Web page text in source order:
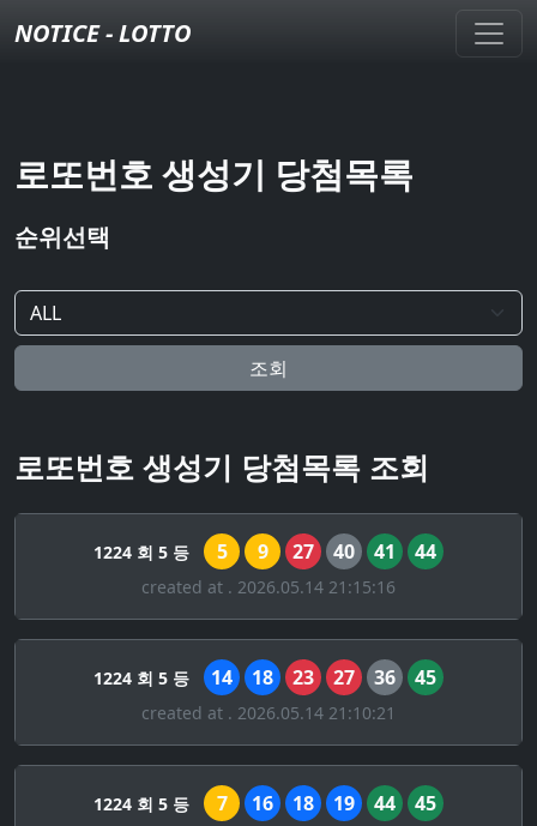
NOTICE - LOTTO
로또번호 생성기 당첨목록
순위선택
조회
로또번호 생성기 당첨목록 조회
1224 회 5 등 5 9 27 40 41 44
created at . 2026.05.14 21:15:16
1224 회 5 등 14 18 23 27 36 45
created at . 2026.05.14 21:10:21
1224 회 5 등 7 16 18 19 44 45